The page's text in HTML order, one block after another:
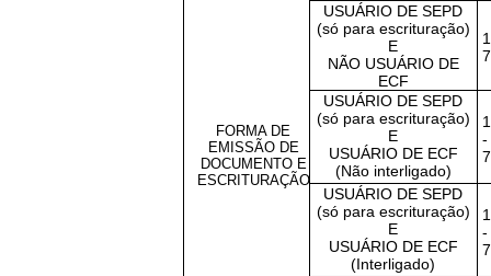
FORMA DE
EMISSÃO DE
DOCUMENTO E
ESCRITURAÇÃO
USUÁRIO DE SEPD
(só para escrituração)
E
NÃO USUÁRIO DE
ECF
USUÁRIO DE SEPD
(só para escrituração)
E
USUÁRIO DE ECF
(Não interligado)
USUÁRIO DE SEPD
(só para escrituração)
E
USUÁRIO DE ECF
(Interligado)